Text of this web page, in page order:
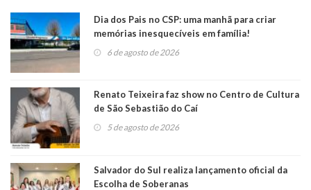
Dia dos Pais no CSP: uma manhã para criar
memórias inesquecíveis em família!
6 de agosto de 2026
Renato Teixeira faz show no Centro de Cultura
de São Sebastião do Caí
5 de agosto de 2026
Salvador do Sul realiza lançamento oficial da
Escolha de Soberanas